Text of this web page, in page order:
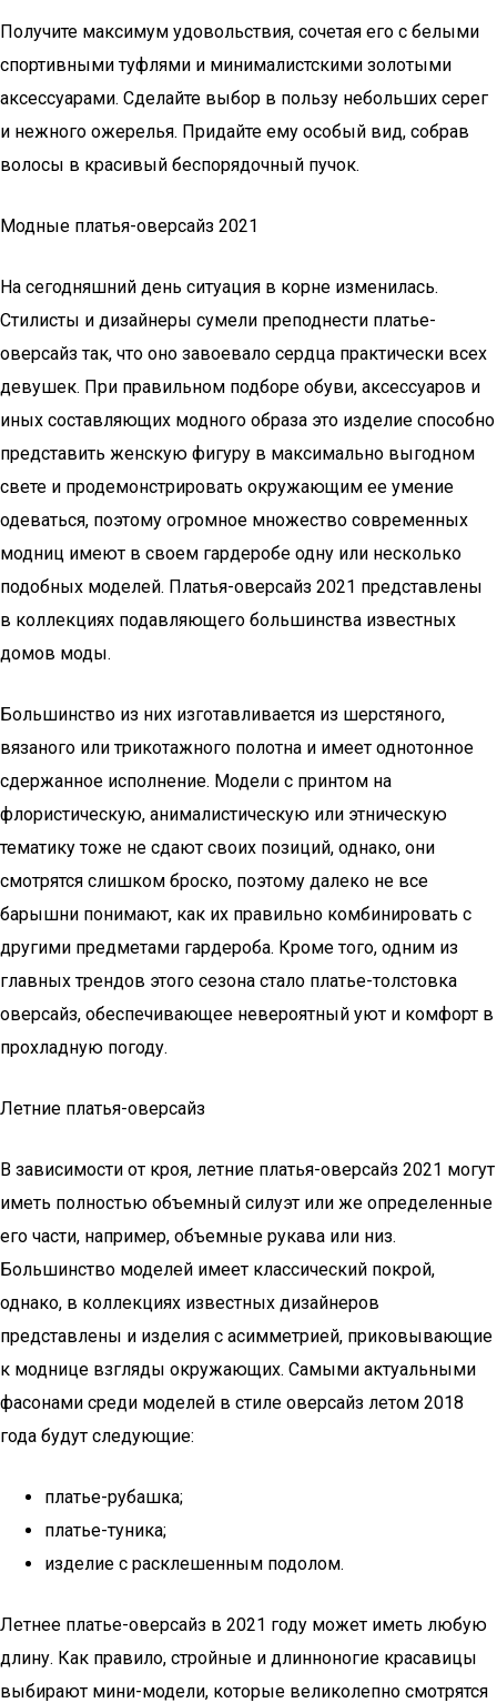
Получите максимум удовольствия, сочетая его с белыми
спортивными туфлями и минималистскими золотыми
аксессуарами. Сделайте выбор в пользу небольших серег
и нежного ожерелья. Придайте ему особый вид, собрав
волосы в красивый беспорядочный пучок.
Модные платья-оверсайз 2021
На сегодняшний день ситуация в корне изменилась.
Стилисты и дизайнеры сумели преподнести платье-
оверсайз так, что оно завоевало сердца практически всех
девушек. При правильном подборе обуви, аксессуаров и
иных составляющих модного образа это изделие способно
представить женскую фигуру в максимально выгодном
свете и продемонстрировать окружающим ее умение
одеваться, поэтому огромное множество современных
модниц имеют в своем гардеробе одну или несколько
подобных моделей. Платья-оверсайз 2021 представлены
в коллекциях подавляющего большинства известных
домов моды.
Большинство из них изготавливается из шерстяного,
вязаного или трикотажного полотна и имеет однотонное
сдержанное исполнение. Модели с принтом на
флористическую, анималистическую или этническую
тематику тоже не сдают своих позиций, однако, они
смотрятся слишком броско, поэтому далеко не все
барышни понимают, как их правильно комбинировать с
другими предметами гардероба. Кроме того, одним из
главных трендов этого сезона стало платье-толстовка
оверсайз, обеспечивающее невероятный уют и комфорт в
прохладную погоду.
Летние платья-оверсайз
В зависимости от кроя, летние платья-оверсайз 2021 могут
иметь полностью объемный силуэт или же определенные
его части, например, объемные рукава или низ.
Большинство моделей имеет классический покрой,
однако, в коллекциях известных дизайнеров
представлены и изделия с асимметрией, приковывающие
к моднице взгляды окружающих. Самыми актуальными
фасонами среди моделей в стиле оверсайз летом 2018
года будут следующие:
платье-рубашка;
платье-туника;
изделие с расклешенным подолом.
Летнее платье-оверсайз в 2021 году может иметь любую
длину. Как правило, стройные и длинноногие красавицы
выбирают мини-модели, которые великолепно смотрятся